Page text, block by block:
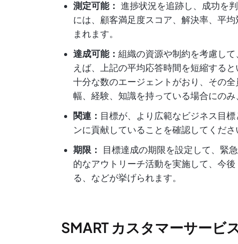
測定可能： 進捗状況を追跡し、成功を
には、顧客満足度スコア、解決率、平
まれます。
達成可能： 組織の資源や制約を考慮し
えば、上記の平均応答時間を短縮する
十分な数のエージェントがおり、その
幅、経験、知識を持っている場合にのみ
関連： 目標が、より広範なビジネス目
ンに貢献していることを確認してくださ
期限：
目標達成の期限を設定して、緊
的なアウトリーチ活動を実施して、今
る、などが挙げられます。
SMART カスタマーサービ